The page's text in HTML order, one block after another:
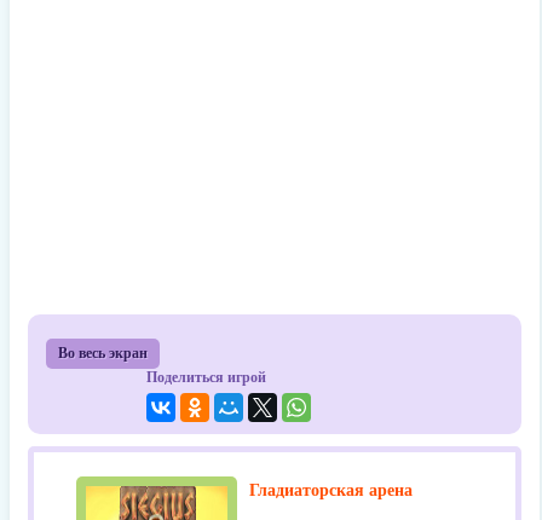
Во весь экран
Поделиться игрой
Гладиаторская арена